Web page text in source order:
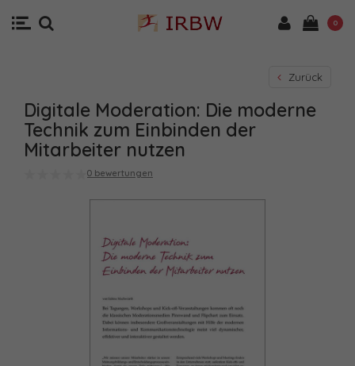
0
Zurück
Digitale Moderation: Die moderne
Technik zum Einbinden der
Mitarbeiter nutzen
0 bewertungen